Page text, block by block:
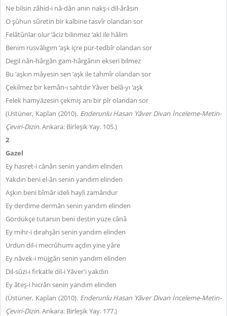
Ne bilsin zâhid-i nâ-dân anın nakş-ı dil-ârâsın
O şûhun sûretin bir kalbine tasvîr olandan sor
Felâtûnlar olur ‘âciz bilinmez ‘akl ile hâlim
Benim rüsvâlıgım ‘aşk içre pür-tedbîr olandan sor
Degil nân-hârgân gam-hârgânın ekseri bilmez
Bu ‘aşkın mâyesin sen ‘aşk ile tahmîr olandan sor
Çekilmez bir kemân-ı sahtdır Yâver belâ-yı ‘aşk
Felek hamyâzesin çekmiş anı bir pîr olandan sor
(Üstüner, Kaplan (2010). Enderunlu Hasan Yâver Divan İnceleme-Metin-
Çeviri-Dizin.Ankara: Birleşik Yay. 105.)
2
Gazel
Ey hasret-i cânân senin yandım elinden
Yakdın beni el-ân senin yandım elinden
Aşkın beni bîmâr ideli hayli zamândur
Ey derdime dermân senin yandım elinden
Gördükçe tutarsın beni destin yüze cânâ
Ey mihr-i dırahşân senin yandım elinden
Urdun dil-i mecrûhumı açdın yine yâre
Ey nâvek-i müjgân senin yandım elinden
Dil-sûzi-i firkatle dil-i Yâver'i yakdın
Ey âteş-i hicrân senin yandım elinden
(Üstüner, Kaplan (2010). Enderunlu Hasan Yâver Divan İnceleme-Metin-
Çeviri-Dizin.Ankara: Birleşik Yay. 177.)